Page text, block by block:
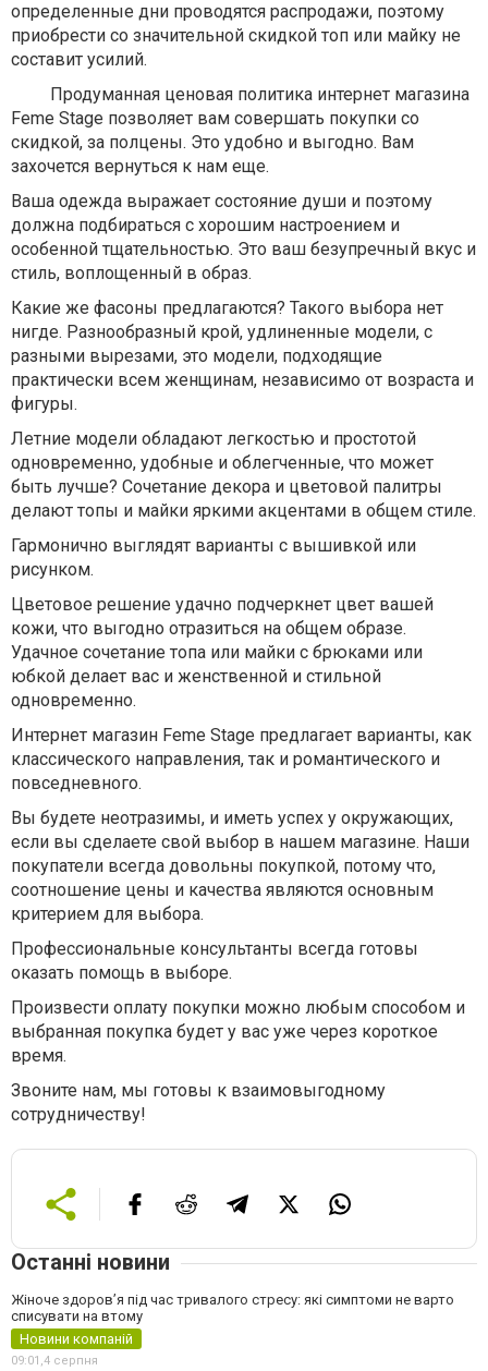
определенные дни проводятся распродажи, поэтому
приобрести со значительной скидкой топ или майку не
составит усилий.
Продуманная ценовая политика интернет магазина
Feme Stage позволяет вам совершать покупки со
скидкой, за полцены. Это удобно и выгодно. Вам
захочется вернуться к нам еще.
Ваша одежда выражает состояние души и поэтому
должна подбираться с хорошим настроением и
особенной тщательностью. Это ваш безупречный вкус и
стиль, воплощенный в образ.
Какие же фасоны предлагаются? Такого выбора нет
нигде. Разнообразный крой, удлиненные модели, с
разными вырезами, это модели, подходящие
практически всем женщинам, независимо от возраста и
фигуры.
Летние модели обладают легкостью и простотой
одновременно, удобные и облегченные, что может
быть лучше? Сочетание декора и цветовой палитры
делают топы и майки яркими акцентами в общем стиле.
Гармонично выглядят варианты с вышивкой или
рисунком.
Цветовое решение удачно подчеркнет цвет вашей
кожи, что выгодно отразиться на общем образе.
Удачное сочетание топа или майки с брюками или
юбкой делает вас и женственной и стильной
одновременно.
Интернет магазин Feme Stage предлагает варианты, как
классического направления, так и романтического и
повседневного.
Вы будете неотразимы, и иметь успех у окружающих,
если вы сделаете свой выбор в нашем магазине. Наши
покупатели всегда довольны покупкой, потому что,
соотношение цены и качества являются основным
критерием для выбора.
Профессиональные консультанты всегда готовы
оказать помощь в выборе.
Произвести оплату покупки можно любым способом и
выбранная покупка будет у вас уже через короткое
время.
Звоните нам, мы готовы к взаимовыгодному
сотрудничеству!
Останні новини
Жіноче здоров’я під час тривалого стресу: які симптоми не варто
списувати на втому
Новини компаній
09:01,4 серпня